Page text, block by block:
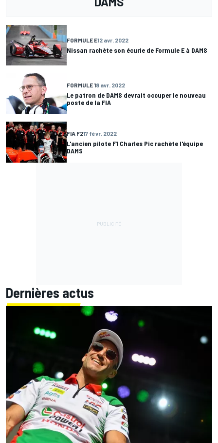
FORMULE E12 avr. 2022
Nissan rachète son écurie de Formule E à DAMS
FORMULE 18 avr. 2022
Le patron de DAMS devrait occuper le nouveau
poste de la FIA
FIA F217 févr. 2022
L'ancien pilote F1 Charles Pic rachète l'équipe
DAMS
Dernières actus